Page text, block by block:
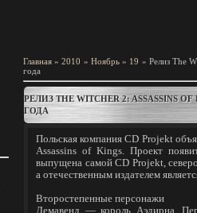
Главная »2010 » Ноябрь » 19 » Релиз The
года
РЕЛИЗ THE WITCHER 2: ASSASSINS
ГОДА
Польская компания CD Projekt
Assassins of Kings. Проект
выпущена самой CD Projekt,
а отечественным издателем
Второстепенные персонажи
Демавенд — король Аэдирна.